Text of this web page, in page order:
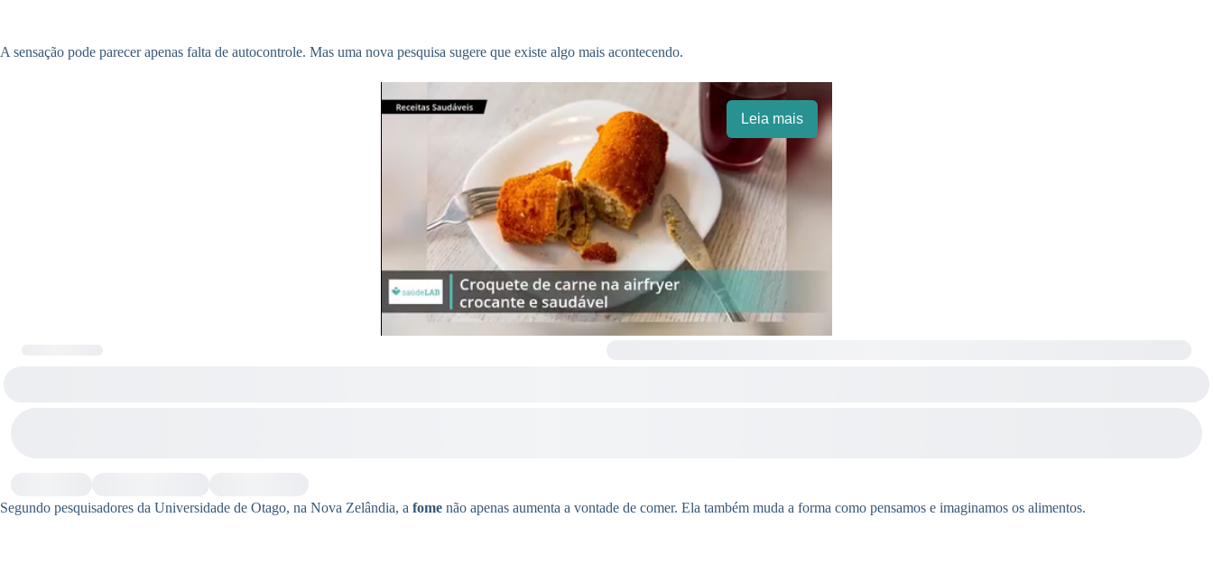
A sensação pode parecer apenas falta de autocontrole. Mas uma nova pesquisa sugere que existe algo mais acontecendo.
Leia mais
Segundo pesquisadores da Universidade de Otago, na Nova Zelândia, a fome não apenas aumenta a vontade de comer. Ela também muda a forma como pensamos e imaginamos os alimentos.